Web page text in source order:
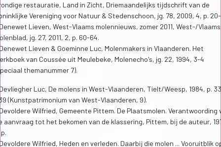
restauratie, Land in Zicht, Driemaandelijks tijdschrift van de
Vereniging voor Natuur & Stedenschoon, jg. 78, 2009, 4, p.
Lieven, West-Vlaams molennieuws, zomer 2011, West-/Vlaams
jg. 27, 2011, 2, p. 60-64.
Lieven & Goeminne Luc, Molenmakers in Vlaanderen. Het
van Coussée uit Meulebeke, Molenecho's, jg. 22, 1994, 3-4
themanummer 7).
Luc, De molens in West-Vlaanderen, Tielt/Weesp, 1984, p.
(Kunstpatrimonium van West-Vlaanderen, 9).
Wilfried, Gemeente Pittem. De Plaatsmolen. Verantwoording
aanvraag tot het bekomen van de klassering, Pittem, bij de auteur,
p.
Wilfried, Heden en verleden. Daarbij die molen ... Vooruitblik